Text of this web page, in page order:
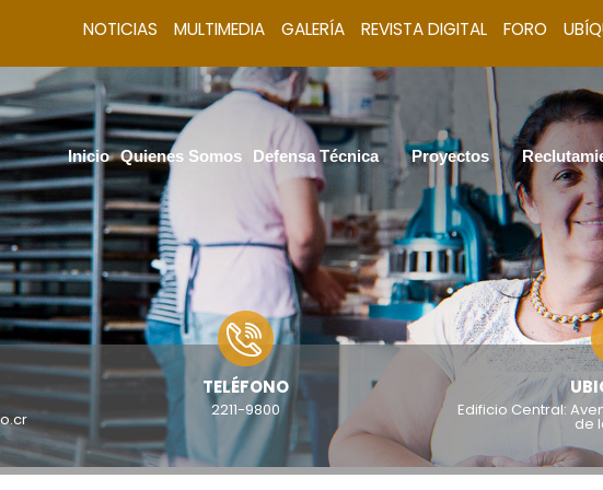
NOTICIAS MULTIMEDIA GALERÍA REVISTA DIGITAL FORO
Inicio Quienes Somos Defensa Técnica Proyectos
TELÉFONO
2211-9800 Edificio Central:
de